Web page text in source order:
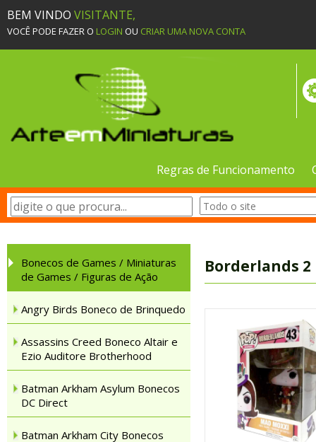
BEM VINDO VISITANTE,
VOCÊ PODE FAZER O LOGIN OU CRIAR UMA NOVA CONTA
Regras de Funcionamento
Bonecos de Games / Miniaturas
de Games / Figuras de Ação
Angry Birds Boneco de Brinquedo
Assassins Creed Boneco Altair e
Ezio Auditore Brotherhood
Batman Arkham Asylum Bonecos
DC Direct
Batman Arkham City Bonecos
Borderlands